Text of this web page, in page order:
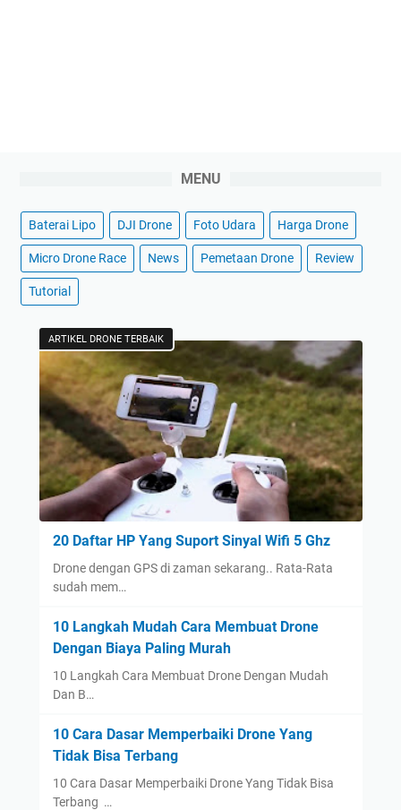
MENU
Baterai Lipo DJI Drone Foto Udara Harga Drone
Micro Drone Race News Pemetaan Drone Review
Tutorial
ARTIKEL DRONE TERBAIK
20 Daftar HP Yang Suport Sinyal Wifi 5 Ghz
Drone dengan GPS di zaman sekarang.. Rata-Rata
sudah mem…
10 Langkah Mudah Cara Membuat Drone
Dengan Biaya Paling Murah
10 Langkah Cara Membuat Drone Dengan Mudah
Dan B…
10 Cara Dasar Memperbaiki Drone Yang
Tidak Bisa Terbang
10 Cara Dasar Memperbaiki Drone Yang Tidak Bisa
Terbang …